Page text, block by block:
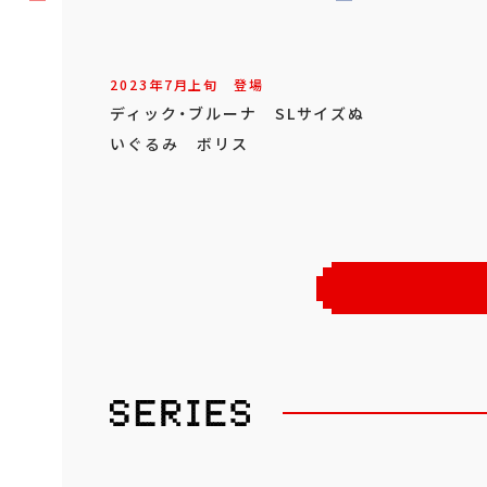
2023年7月上旬 登場
ディック・ブルーナ SLサイズぬ
いぐるみ ボリス